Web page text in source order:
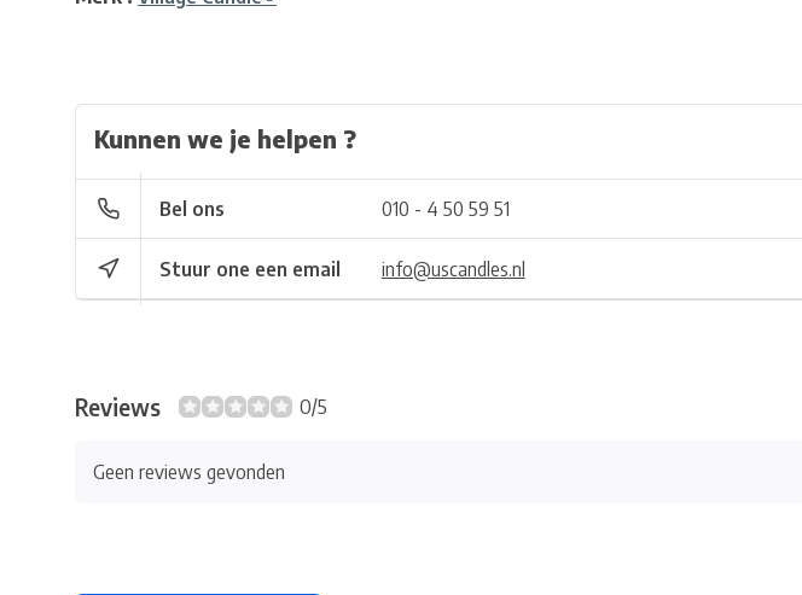
Kunnen we je helpen ?
Bel ons 010 - 4 50 59 51
Stuur one een email info@uscandles.nl
Reviews 0/5
Geen reviews gevonden